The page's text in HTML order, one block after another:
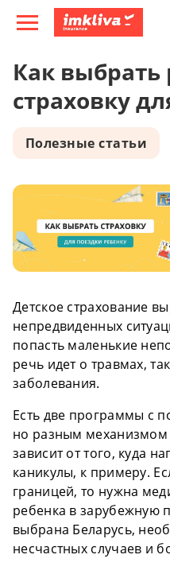
Как выбрать
страховку
Полезные статьи
Детское страхование
непредвиденных
попасть маленькие
речь идет о травмах,
заболевания.
Есть две программы с
но разным механизмом
зависит от того, куда
каникулы, к примеру.
границей, то нужна
ребенка в зарубежную
выбрана Беларусь,
несчастных случаев и